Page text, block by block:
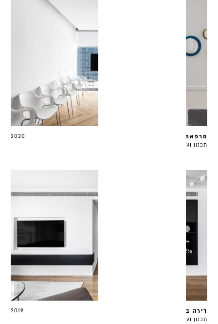
2020 מרפאת עיניים
תכנון ועיצוב | 80 מ״ר
2019 דירה ברמת השרון | 2
תכנון ועיצוב | 120 מ"ר